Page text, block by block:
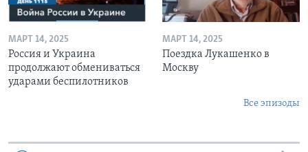
МАРТ 14, 2025
Россия и Украина
продолжают обмениваться
ударами беспилотников
МАРТ 14, 2025
Поездка Лукашенко в
Москву
Все эпизоды